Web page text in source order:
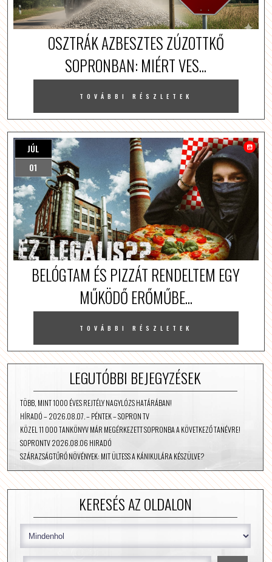
OSZTRÁK AZBESZTES ZÚZOTTKŐ
SOPRONBAN: MIÉRT VES...
TOVÁBBI RÉSZLETEK
JÚL
01
BELÓGTAM ÉS PIZZÁT RENDELTEM EGY
MŰKÖDŐ ERŐMŰBE...
TOVÁBBI RÉSZLETEK
LEGUTÓBBI BEJEGYZÉSEK
TÖBB, MINT 1000 ÉVES REJTÉLY NAGYLÓZS HATÁRÁBAN!
HÍRADÓ – 2026.08.07. – PÉNTEK – SOPRON TV
KÖZEL 11 000 TANKÖNYV MÁR MEGÉRKEZETT SOPRONBA A KÖVETKEZŐ TANÉVRE!
SOPRONTV 2026.08.06 HIRADÓ
SZÁRAZSÁGTŰRŐ NÖVÉNYEK: MIT ÜLTESS A KÁNIKULÁRA KÉSZÜLVE?
KERESÉS AZ OLDALON